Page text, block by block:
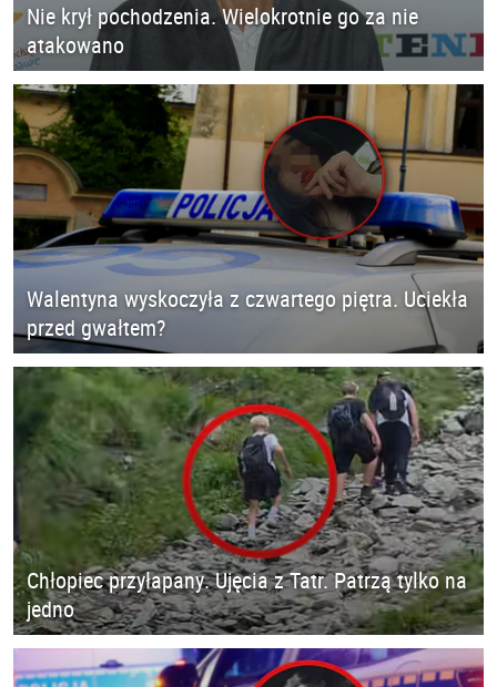
Nie krył pochodzenia. Wielokrotnie go za nie
atakowano
Walentyna wyskoczyła z czwartego piętra. Uciekła
przed gwałtem?
Chłopiec przyłapany. Ujęcia z Tatr. Patrzą tylko na
jedno